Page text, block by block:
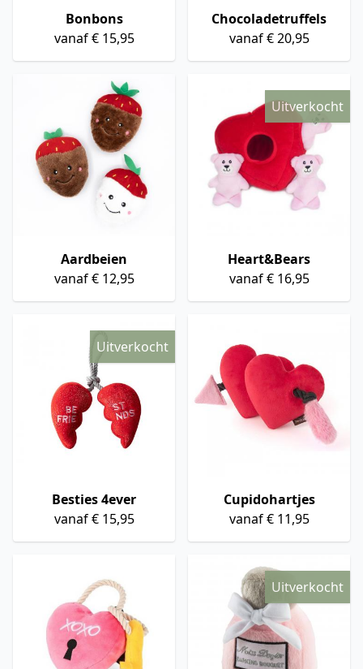
Bonbons
vanaf € 15,95
Chocoladetruffels
vanaf € 20,95
Aardbeien
vanaf € 12,95
Heart&Bears
vanaf € 16,95
Uitverkocht
Besties 4ever
vanaf € 15,95
Uitverkocht
Cupidohartjes
vanaf € 11,95
Uitverkocht